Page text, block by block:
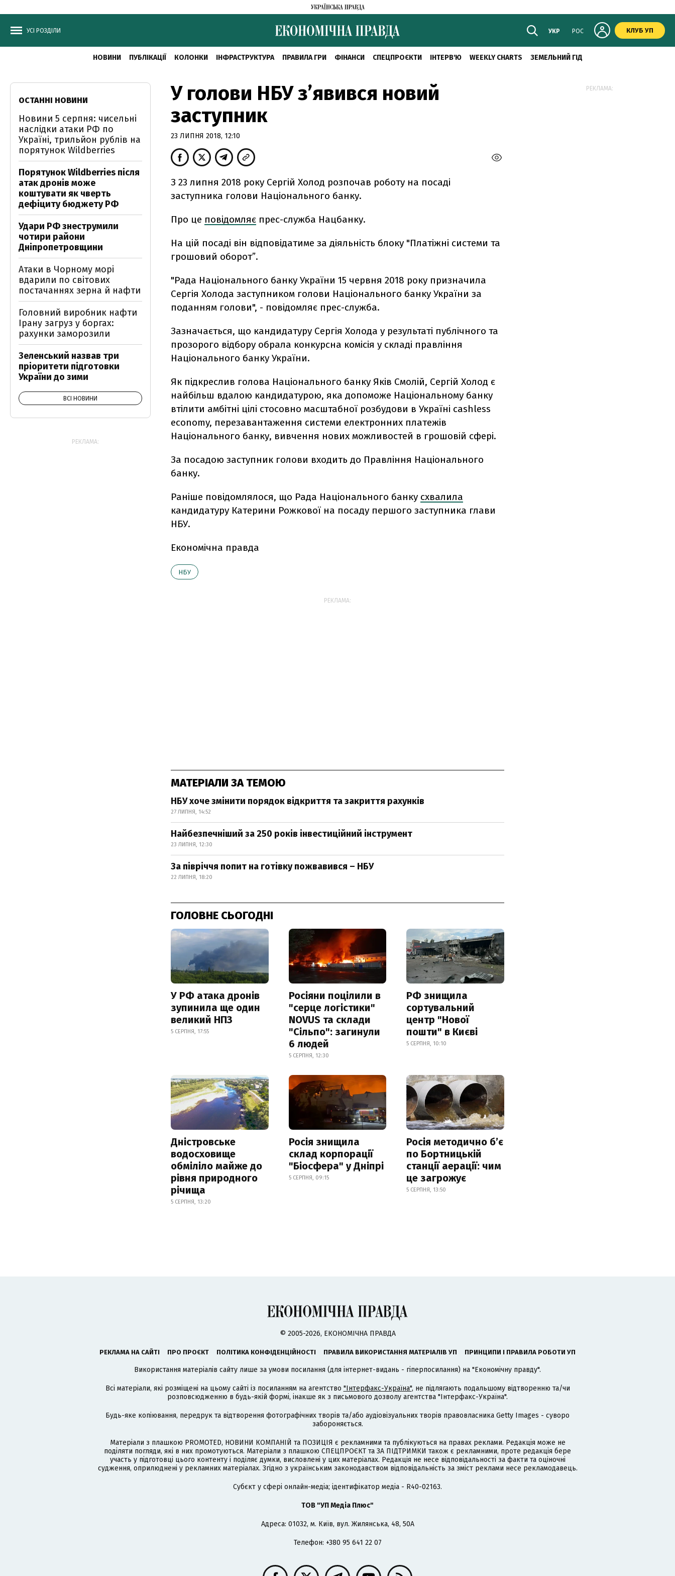
УСІ РОЗДІЛИ УКР РОС КЛУБ УП
НОВИНИ ПУБЛІКАЦІЇ КОЛОНКИ ІНФРАСТРУКТУРА ПРАВИЛА ГРИ ФІНАНСИ СПЕЦПРОЄКТИ ІНТЕРВ'Ю WEEKLY CHARTS ЗЕМЕЛЬНИЙ ГІД
У голови НБУ з’явився новий
заступник
23 ЛИПНЯ 2018, 12:10
З 23 липня 2018 року Сергій Холод розпочав роботу на посаді
заступника голови Національного банку.
Про це повідомляє прес-служба Нацбанку.
На цій посаді він відповідатиме за діяльність блоку "Платіжні системи та
грошовий оборотˮ.
"Рада Національного банку України 15 червня 2018 року призначила
Сергія Холода заступником голови Національного банку України за
поданням голови", - повідомляє прес-служба.
Зазначається, що кандидатуру Сергія Холода у результаті публічного та
прозорого відбору обрала конкурсна комісія у складі правління
Національного банку України.
Як підкреслив голова Національного банку Яків Смолій, Сергій Холод є
найбільш вдалою кандидатурою, яка допоможе Національному банку
втілити амбітні цілі стосовно масштабної розбудови в Україні cashless
economy, перезавантаження системи електронних платежів
Національного банку, вивчення нових можливостей в грошовій сфері.
За посадою заступник голови входить до Правління Національного
банку.
Раніше повідомлялося, що Рада Національного банку схвалила
кандидатуру Катерини Рожкової на посаду першого заступника глави
НБУ.
Економічна правда
НБУ
РЕКЛАМА:
МАТЕРІАЛИ ЗА ТЕМОЮ
НБУ хоче змінити порядок відкриття та закриття рахунків
27 ЛИПНЯ, 14:52
Найбезпечніший за 250 років інвестиційний інструмент
23 ЛИПНЯ, 12:30
За півріччя попит на готівку пожвавився – НБУ
22 ЛИПНЯ, 18:20
ГОЛОВНЕ СЬОГОДНІ
У РФ атака дронів
зупинила ще один
великий НПЗ
5 СЕРПНЯ, 17:55
Росіяни поцілили в
"серце логістики"
NOVUS та склади
"Сільпо": загинули
6 людей
5 СЕРПНЯ, 12:30
РФ знищила
сортувальний
центр "Нової
пошти" в Києві
5 СЕРПНЯ, 10:10
Дністровське
водосховище
обміліло майже до
рівня природного
річища
5 СЕРПНЯ, 13:20
Росія знищила
склад корпорації
"Біосфера" у Дніпрі
5 СЕРПНЯ, 09:15
Росія методично б’є
по Бортницькій
станції аерації: чим
це загрожує
5 СЕРПНЯ, 13:50
ОСТАННІ НОВИНИ
Новини 5 серпня: чисельні
наслідки атаки РФ по
Україні, трильйон рублів на
порятунок Wildberries
Порятунок Wildberries після
атак дронів може
коштувати як чверть
дефіциту бюджету РФ
Удари РФ знеструмили
чотири райони
Дніпропетровщини
Атаки в Чорному морі
вдарили по світових
постачаннях зерна й нафти
Головний виробник нафти
Ірану загруз у боргах:
рахунки заморозили
Зеленський назвав три
пріоритети підготовки
України до зими
ВСІ НОВИНИ
РЕКЛАМА:
РЕКЛАМА:
© 2005-2026, ЕКОНОМІЧНА ПРАВДА
РЕКЛАМА НА САЙТІ ПРО ПРОЄКТ ПОЛІТИКА КОНФІДЕНЦІЙНОСТІ ПРАВИЛА ВИКОРИСТАННЯ МАТЕРІАЛІВ УП ПРИНЦИПИ І ПРАВИЛА РОБОТИ УП
Використання матеріалів сайту лише за умови посилання (для інтернет-видань - гіперпосилання) на "Економічну правду".
Всі матеріали, які розміщені на цьому сайті із посиланням на агентство "Інтерфакс-Україна", не підлягають подальшому відтворенню та/чи
розповсюдженню в будь-якій формі, інакше як з письмового дозволу агентства "Інтерфакс-Україна".
Будь-яке копіювання, передрук та відтворення фотографічних творів та/або аудіовізуальних творів правовласника Getty Images - суворо
забороняється.
Матеріали з плашкою PROMOTED, НОВИНИ КОМПАНІЙ та ПОЗИЦІЯ є рекламними та публікуються на правах реклами. Редакція може не
поділяти погляди, які в них промотуються. Матеріали з плашкою СПЕЦПРОЄКТ та ЗА ПІДТРИМКИ також є рекламними, проте редакція бере
участь у підготовці цього контенту і поділяє думки, висловлені у цих матеріалах. Редакція не несе відповідальності за факти та оціночні
судження, оприлюднені у рекламних матеріалах. Згідно з українським законодавством відповідальність за зміст реклами несе рекламодавець.
Cубєкт у сфері онлайн-медіа; ідентифікатор медіа - R40-02163.
ТОВ "УП Медіа Плюс"
Адреса: 01032, м. Київ, вул. Жилянська, 48, 50А
Телефон: +380 95 641 22 07